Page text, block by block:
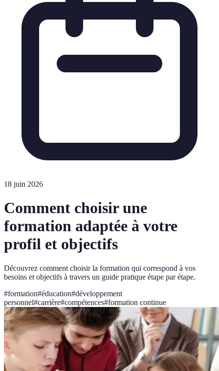
18 juin 2026
Comment choisir une
formation adaptée à votre
profil et objectifs
Découvrez comment choisir la formation qui correspond à vos
besoins et objectifs à travers un guide pratique étape par étape.
#formation#éducation#développement
personnel#carrière#compétences#formation continue